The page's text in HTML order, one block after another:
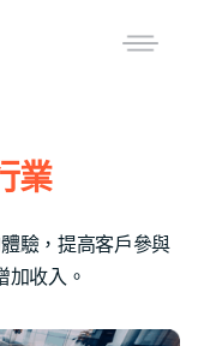
業
驗，提高客戶參與
加收入。